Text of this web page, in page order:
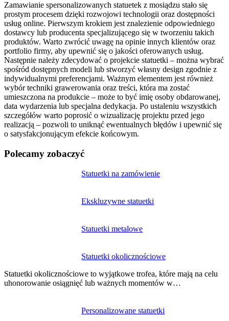
Zamawianie spersonalizowanych statuetek z mosiądzu stało się
prostym procesem dzięki rozwojowi technologii oraz dostępności
usług online. Pierwszym krokiem jest znalezienie odpowiedniego
dostawcy lub producenta specjalizującego się w tworzeniu takich
produktów. Warto zwrócić uwagę na opinie innych klientów oraz
portfolio firmy, aby upewnić się o jakości oferowanych usług.
Następnie należy zdecydować o projekcie statuetki – można wybrać
spośród dostępnych modeli lub stworzyć własny design zgodnie z
indywidualnymi preferencjami. Ważnym elementem jest również
wybór techniki grawerowania oraz treści, która ma zostać
umieszczona na produkcie – może to być imię osoby obdarowanej,
data wydarzenia lub specjalna dedykacja. Po ustaleniu wszystkich
szczegółów warto poprosić o wizualizację projektu przed jego
realizacją – pozwoli to uniknąć ewentualnych błędów i upewnić się
o satysfakcjonującym efekcie końcowym.
Polecamy zobaczyć
Statuetki na zamówienie
Ekskluzywne statuetki
Statuetki metalowe
Statuetki okolicznościowe
Statuetki okolicznościowe to wyjątkowe trofea, które mają na celu
uhonorowanie osiągnięć lub ważnych momentów w…
Personalizowane statuetki